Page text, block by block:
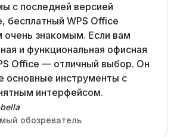
с последней версией
бесплатный WPS Office
очень знакомым. Если вам
и функциональная офисная
Office — отличный выбор. Он
основные инструменты с
интерфейсом.
обозреватель